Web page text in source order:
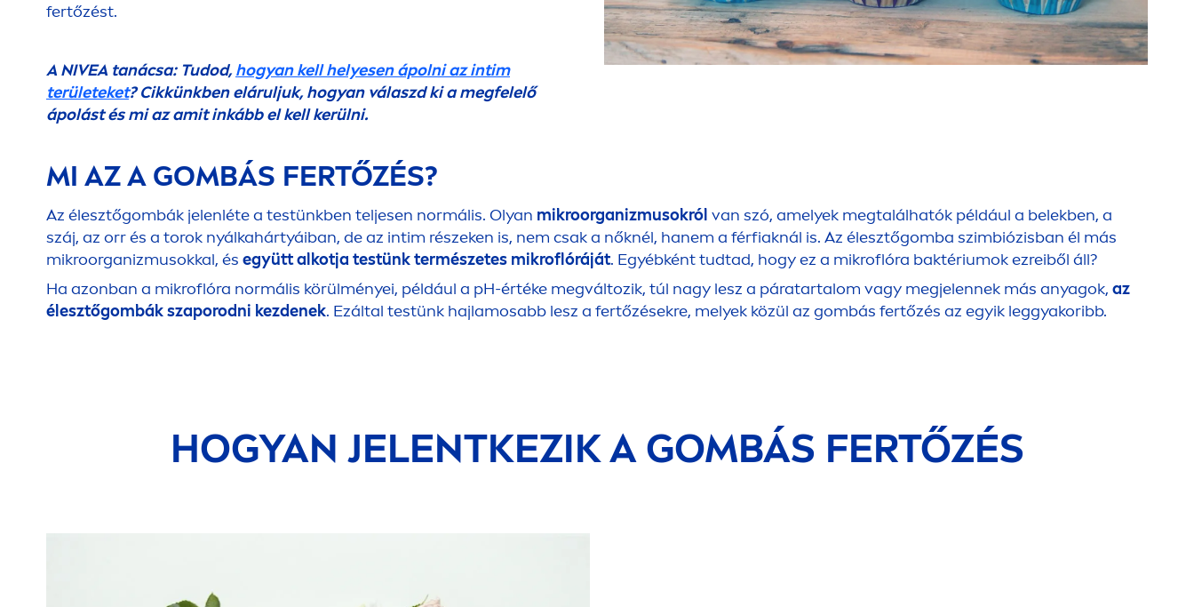
fertőzést.
A NIVEA tanácsa: Tudod,hogyan kell helyesen ápolni az intim
területeket? Cikkünkben eláruljuk, hogyan válaszd ki a megfelelő
ápolást és mi az amit inkább el kell kerülni.
MI AZ A GOMBÁS FERTŐZÉS?
Az élesztőgombák jelenléte a testünkben teljesen normális. Olyan mikroorganizmusokról van szó, amelyek megtalálhatók például a belekben, a
száj, az orr és a torok nyálkahártyáiban, de az intim részeken is, nem csak a nőknél, hanem a férfiaknál is. Az élesztőgomba szimbiózisban él más
mikroorganizmusokkal, és együtt alkotja testünk természetes mikroflóráját. Egyébként tudtad, hogy ez a mikroflóra baktériumok ezreiből áll?
Ha azonban a mikroflóra normális körülményei, például a pH-értéke megváltozik, túl nagy lesz a páratartalom vagy megjelennek más anyagok, az
élesztőgombák szaporodni kezdenek. Ezáltal testünk hajlamosabb lesz a fertőzésekre, melyek közül az gombás fertőzés az egyik leggyakoribb.
HOGYAN JELENTKEZIK A GOMBÁS FERTŐZÉS